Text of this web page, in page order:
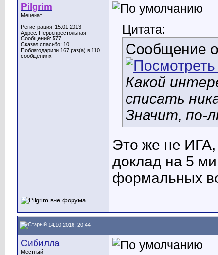
Pilgrim
Меценат
Регистрация: 15.01.2013
Адрес: Первопрестольная
Сообщений: 577
Сказал спасибо: 10
Поблагодарили 167 раз(а) в 110
сообщениях
Цитата:
Сообщение
Какой
списать
Значит, по-
Это же не ИГА,
доклад на 5
формальных
14.10.2016, 20:44
Сибилла
Местный